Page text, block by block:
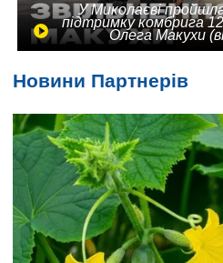
У Миколаєві
підтримку комбрига
Олега Макухи